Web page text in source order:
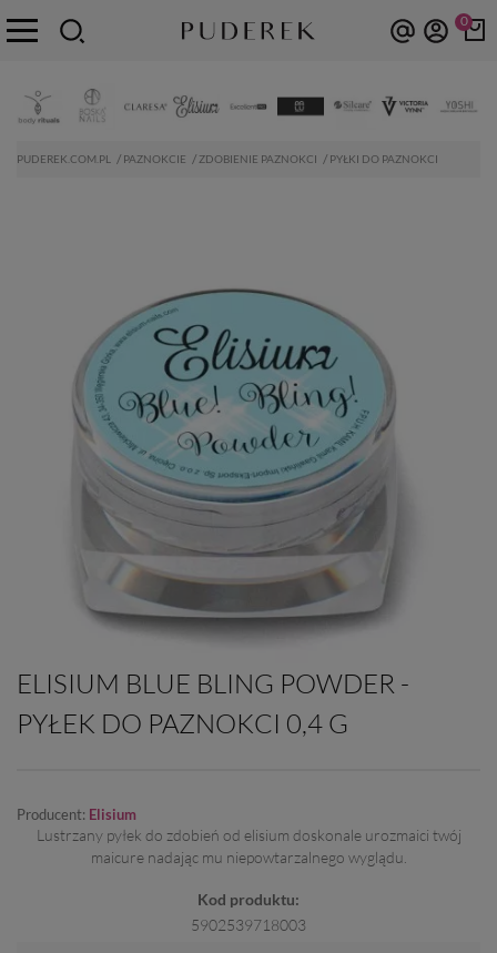
0
PUDEREK.COM.PL PAZNOKCIE ZDOBIENIE PAZNOKCI PYŁKI DO PAZNOKCI
ELISIUM BLUE BLING POWDER -
PYŁEK DO PAZNOKCI 0,4 G
Producent: Elisium
Lustrzany pyłek do zdobień od elisium doskonale urozmaici twój
maicure nadając mu niepowtarzalnego wyglądu.
Kod produktu:
5902539718003